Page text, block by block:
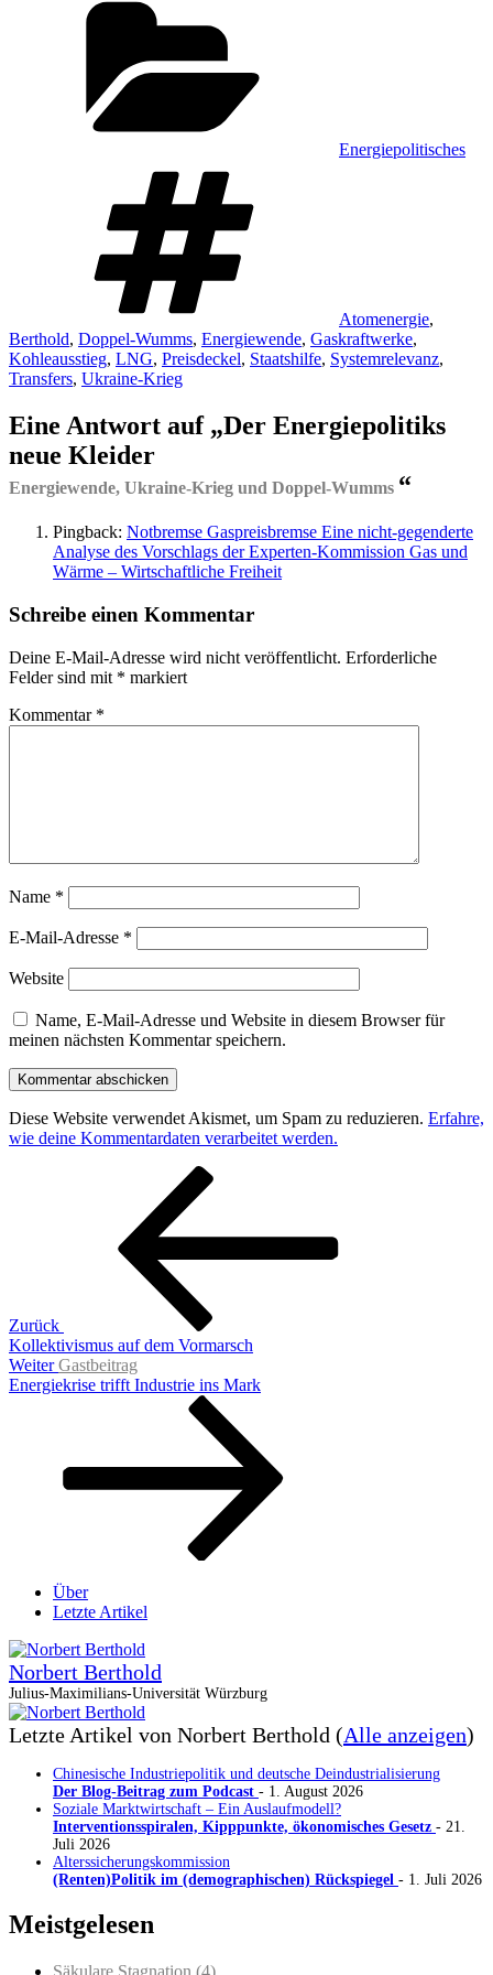
Energiepolitisches
Atomenergie,
Berthold, Doppel-Wumms, Energiewende, Gaskraftwerke,
Kohleausstieg, LNG, Preisdeckel, Staatshilfe, Systemrelevanz,
Transfers, Ukraine-Krieg
Eine Antwort auf „Der Energiepolitiks
neue Kleider
Energiewende, Ukraine-Krieg und Doppel-Wumms “
Pingback: Notbremse Gaspreisbremse Eine nicht-gegenderte
Analyse des Vorschlags der Experten-Kommission Gas und
Wärme – Wirtschaftliche Freiheit
Schreibe einen Kommentar
Deine E-Mail-Adresse wird nicht veröffentlicht. Erforderliche
Felder sind mit * markiert
Kommentar *
Name *
E-Mail-Adresse *
Website
Name, E-Mail-Adresse und Website in diesem Browser für
meinen nächsten Kommentar speichern.
Diese Website verwendet Akismet, um Spam zu reduzieren. Erfahre,
wie deine Kommentardaten verarbeitet werden.
Beitragsnavigation
Zurück
Kollektivismus auf dem Vormarsch
Nächster
Beitrag
Weiter Gastbeitrag
Energiekrise trifft Industrie ins Mark
Über
Letzte Artikel
Norbert Berthold
Julius-Maximilians-Universität Würzburg
Letzte Artikel von Norbert Berthold (Alle anzeigen)
Chinesische Industriepolitik und deutsche Deindustrialisierung
Der Blog-Beitrag zum Podcast - 1. August 2026
Soziale Marktwirtschaft – Ein Auslaufmodell?
Interventionsspiralen, Kipppunkte, ökonomisches Gesetz - 21.
Juli 2026
Alterssicherungskommission
(Renten)Politik im (demographischen) Rückspiegel - 1. Juli 2026
Meistgelesen